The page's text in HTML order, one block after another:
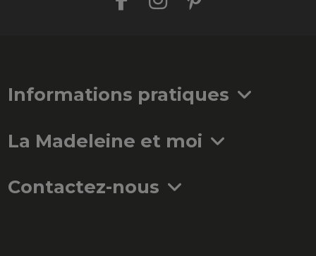
Informations pratiques
La Madeleine et moi
Contactez-nous